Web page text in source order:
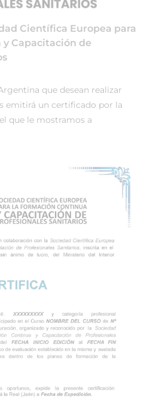
Científica Europea para
Capacitación de
que desean realizar
emitirá un certificado por la
que le mostramos a